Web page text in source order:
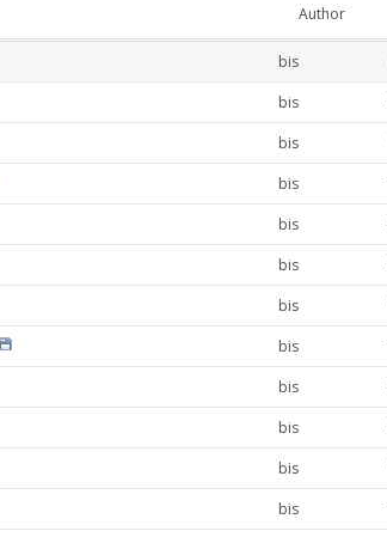
Author
bis
bis
bis
bis
bis
bis
bis
bis
bis
bis
bis
bis